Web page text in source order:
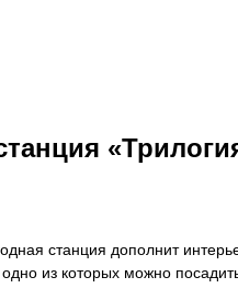
станция дополнит
из которых можно